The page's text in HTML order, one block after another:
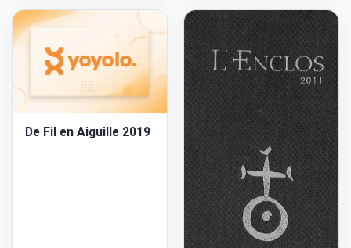
De Fil en Aiguille 2019